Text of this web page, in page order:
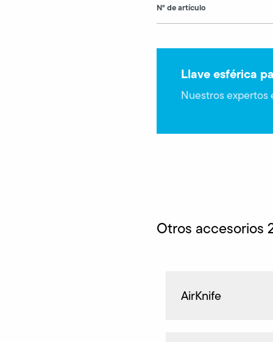
N° de artículo
Llave esférica
Nuestros expertos
Otros accesorios
AirKnife